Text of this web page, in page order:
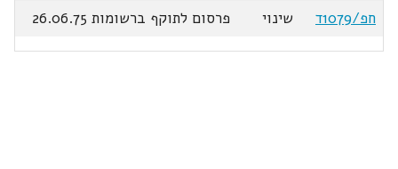
חפ/1079ד
שינוי פרסום לתוקף ברשומות 26.06.75